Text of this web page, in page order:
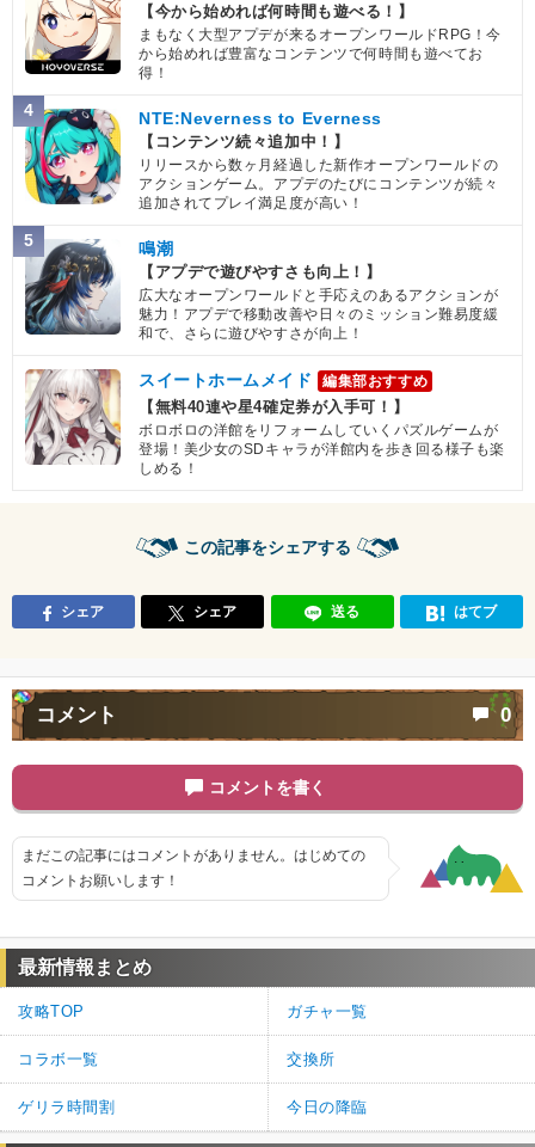
【今から始めれば何時間も遊べる！】
まもなく大型アプデが来るオープンワールドRPG！今
から始めれば豊富なコンテンツで何時間も遊べてお
得！
4 NTE:Neverness to Everness
【コンテンツ続々追加中！】
リリースから数ヶ月経過した新作オープンワールドの
アクションゲーム。アプデのたびにコンテンツが続々
追加されてプレイ満足度が高い！
5 鳴潮
【アプデで遊びやすさも向上！】
広大なオープンワールドと手応えのあるアクションが
魅力！アプデで移動改善や日々のミッション難易度緩
和で、さらに遊びやすさが向上！
スイートホームメイド 編集部おすすめ
【無料40連や星4確定券が入手可！】
ボロボロの洋館をリフォームしていくパズルゲームが
登場！美少女のSDキャラが洋館内を歩き回る様子も楽
しめる！
この記事をシェアする
シェア シェア 送る はてブ
コメント 0
コメントを書く
まだこの記事にはコメントがありません。はじめての
コメントお願いします！
最新情報まとめ
攻略TOP ガチャ一覧
コラボ一覧 交換所
ゲリラ時間割 今日の降臨